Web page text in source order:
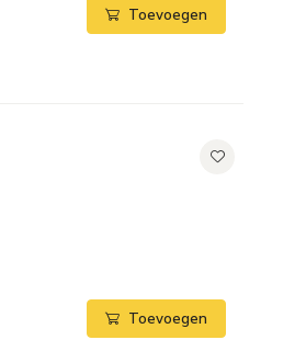
Toevoegen
Toevoegen